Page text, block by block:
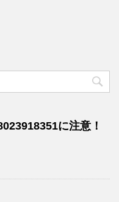
に注意！